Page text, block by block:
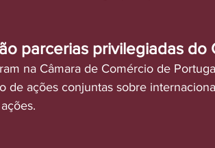
parcerias privilegiadas do
na Câmara de Comércio de
de ações conjuntas sobre